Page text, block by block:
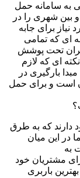
به سامانه حمل
بین شهری را در
نیاز برای جابه
ای که تمامی
تحت پوشش
ای که لازم
بارگیری در
است و برای حمل
دارند که به طرق
در این میان
به
مشتریان خود
باربری